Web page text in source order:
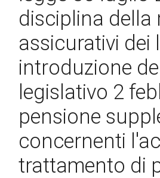
disciplina della
assicurativi dei
introduzione
legislativo 2
pensione
concernenti
trattamento di